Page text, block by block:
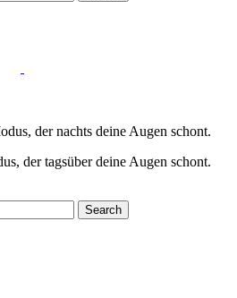
der nachts deine Augen schont.
der tagsüber deine Augen schont.
Search